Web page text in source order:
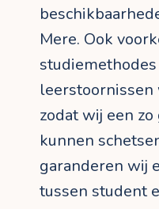
Mere. Ook
zodat wij een
kunnen
garanderen wij
tussen student